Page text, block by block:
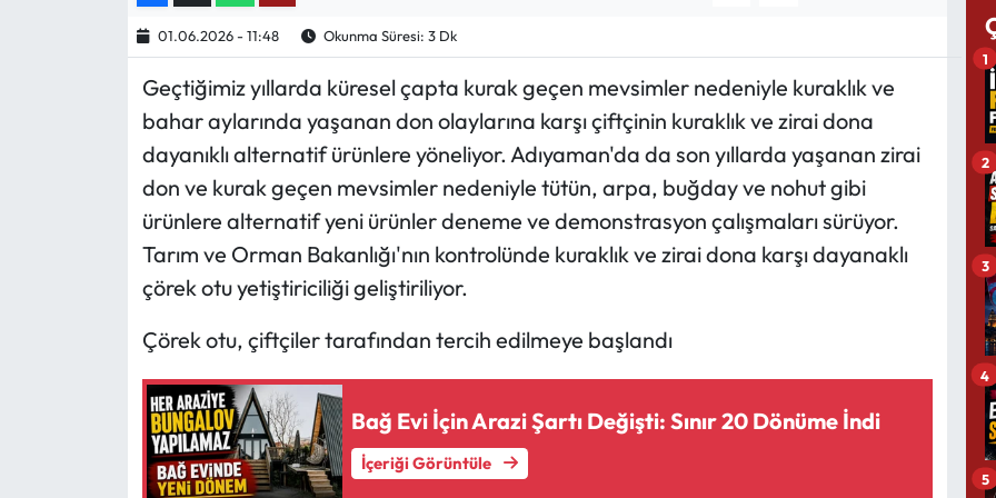
01.06.2026 - 11:48 Okunma Süresi: 3 Dk
Geçtiğimiz yıllarda küresel çapta kurak geçen mevsimler nedeniyle kuraklık ve
bahar aylarında yaşanan don olaylarına karşı çiftçinin kuraklık ve zirai dona
dayanıklı alternatif ürünlere yöneliyor. Adıyaman'da da son yıllarda yaşanan zirai
don ve kurak geçen mevsimler nedeniyle tütün, arpa, buğday ve nohut gibi
ürünlere alternatif yeni ürünler deneme ve demonstrasyon çalışmaları sürüyor.
Tarım ve Orman Bakanlığı'nın kontrolünde kuraklık ve zirai dona karşı dayanaklı
çörek otu yetiştiriciliği geliştiriliyor.
Çörek otu, çiftçiler tarafından tercih edilmeye başlandı
Bağ Evi İçin Arazi Şartı Değişti: Sınır 20 Dönüme İndi
İçeriği Görüntüle
1
2
3
4
5
Ekonomi